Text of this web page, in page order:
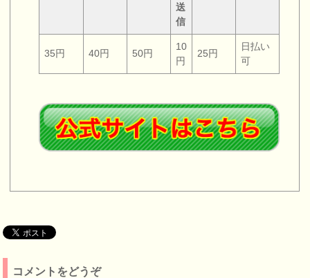
送
信
35円 40円 50円
10
円
25円
日払い
可
コメントをどうぞ